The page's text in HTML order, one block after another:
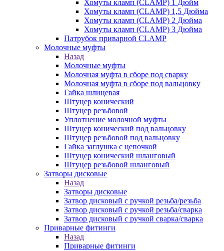
Хомуты кламп (CLAMP) 1 Дюйм
Хомуты кламп (CLAMP) 1,5 Дюйма
Хомуты кламп (CLAMP) 2 Дюйма
Хомуты кламп (CLAMP) 3 Дюйма
Патрубок приварной CLAMP
Молочные муфты
Назад
Молочные муфты
Молочная муфта в сборе под сварку
Молочная муфта в сборе под вальцовку
Гайка шлицевая
Штуцер конический
Штуцер резьбовой
Уплотнение молочной муфты
Штуцер конический под вальцовку
Штуцер резьбовой под вальцовку
Гайка заглушка с цепочкой
Штуцер конический шланговый
Штуцер резьбовой шланговый
Затворы дисковые
Назад
Затворы дисковые
Затвор дисковый с ручкой резьба/резьба
Затвор дисковый с ручкой резьба/сварка
Затвор дисковый с ручкой сварка/сварка
Приварные фитинги
Назад
Приварные фитинги